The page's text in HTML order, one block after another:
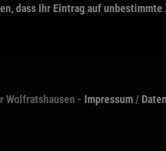
dass Ihr Eintrag auf
Wolfratshausen - Impressum/